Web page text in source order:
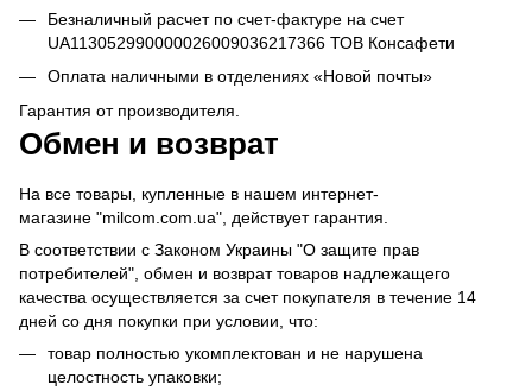
Безналичный расчет по счет-фактуре на счет
UA113052990000026009036217366 ТОВ Консафети
Оплата наличными в отделениях «Новой почты»
Гарантия от производителя.
Обмен и возврат
На все товары, купленные в нашем интернет-
магазине "milcom.com.ua", действует гарантия.
В соответствии с Законом Украины "О защите прав
потребителей", обмен и возврат товаров надлежащего
качества осуществляется за счет покупателя в течение 14
дней со дня покупки при условии, что:
товар полностью укомплектован и не нарушена
целостность упаковки;